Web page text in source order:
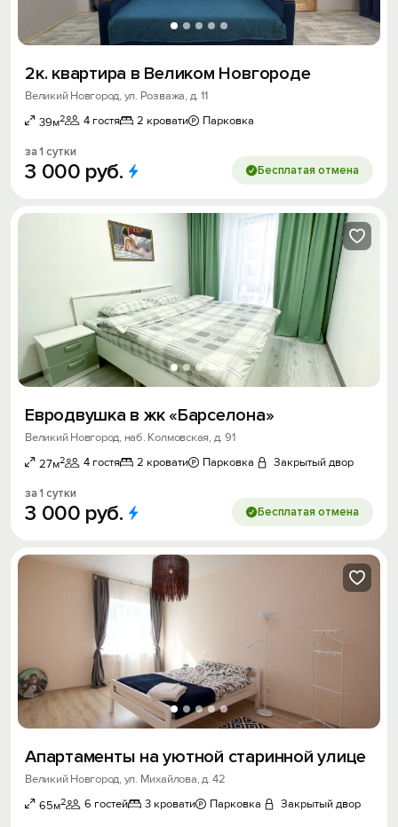
2к. квартира в Великом Новгороде
Великий Новгород, ул. Розважа, д. 11
39м2 4 гостя 2 кровати Парковка
за 1 сутки
3 000 руб. Бесплатая отмена
Евродвушка в жк «Барселона»
Великий Новгород, наб. Колмовская, д. 91
27м2 4 гостя 2 кровати Парковка Закрытый двор
за 1 сутки
3 000 руб. Бесплатая отмена
Апартаменты на уютной старинной улице
Великий Новгород, ул. Михайлова, д. 42
65м2 6 гостей 3 кровати Парковка Закрытый двор